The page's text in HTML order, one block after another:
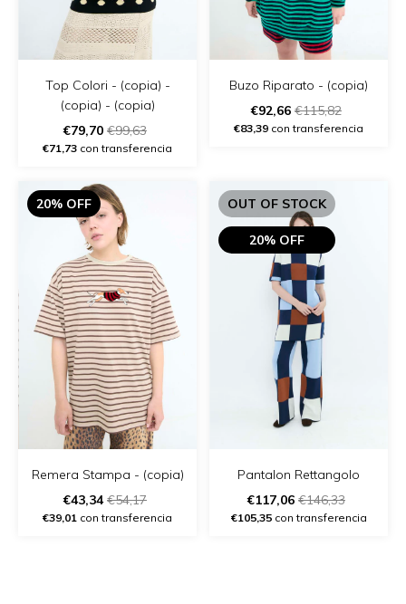
Top Colori - (copia) -
(copia) - (copia)
€79,70 €99,63
€71,73 con transferencia
Buzo Riparato - (copia)
€92,66 €115,82
€83,39 con transferencia
20% OFF
Remera Stampa - (copia)
€43,34€54,17
€39,01 con transferencia
OUT OF STOCK
20% OFF
Pantalon Rettangolo
€117,06 €146,33
€105,35con transferencia